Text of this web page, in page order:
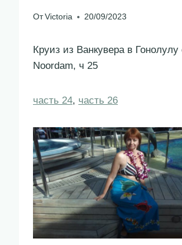
От Victoria 20/09/2023
Круиз из Ванкувера в Гонолулу
Noordam, ч 25
часть 24, часть 26